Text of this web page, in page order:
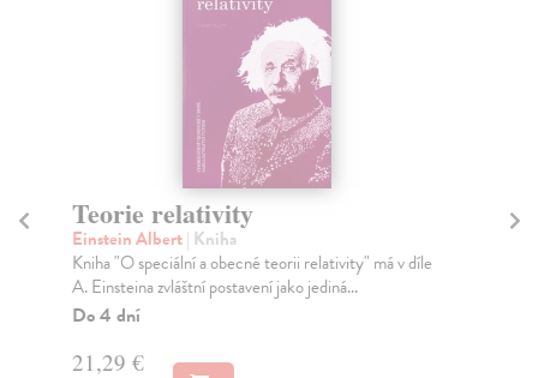
Teorie relativity
Einstein Albert| Kniha
Kniha "O speciální a obecné teorii relativity" má v díle
A. Einsteina zvláštní postavení jako jediná...
Do 4 dní
21,29 €